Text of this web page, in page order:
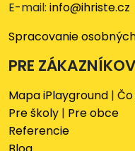
E-mail: info@ihriste.cz
Spracovanie
PRE ZÁKAZNÍKOV
Mapa iPlayground |
Pre školy | Pre obce
Referencie